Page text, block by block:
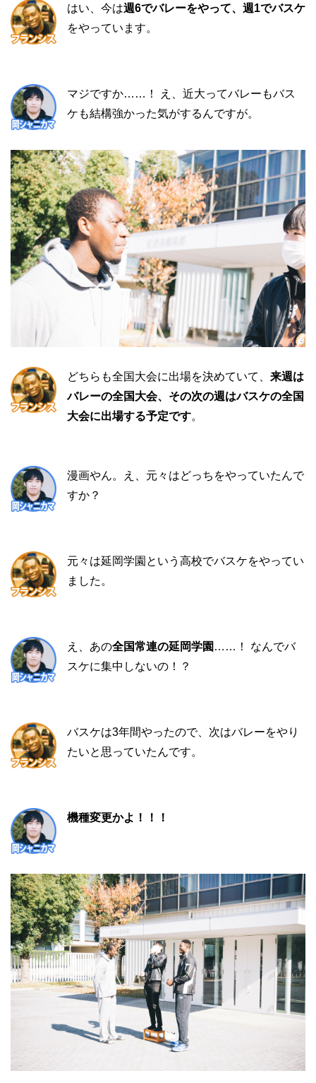
はい、今は週6でバレーをやって、週1でバスケ
をやっています。
マジですか……！ え、近大ってバレーもバス
ケも結構強かった気がするんですが。
どちらも全国大会に出場を決めていて、 来週は
バレーの全国大会、その次の週はバスケの全国
大会に出場する予定です。
漫画やん。え、元々はどっちをやっていたんで
すか？
元々は延岡学園という高校でバスケをやってい
ました。
え、あの全国常連の延岡学園 ……！ なんでバ
スケに集中しないの！？
バスケは3年間やったので、次はバレーをやり
たいと思っていたんです。
機種変更かよ！！！